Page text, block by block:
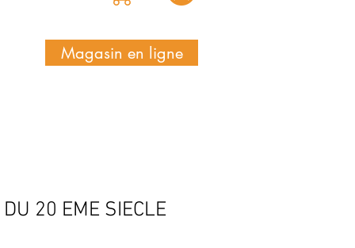
Magasin en ligne
20 EME SIECLE